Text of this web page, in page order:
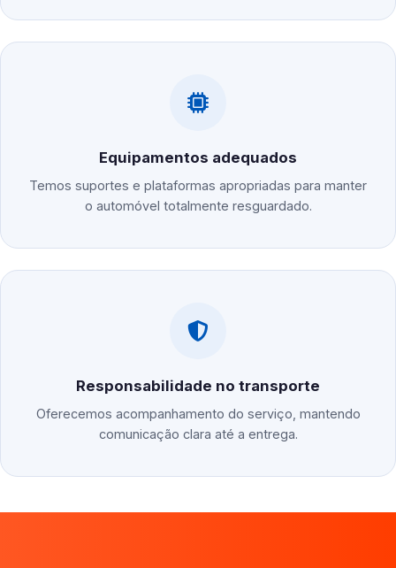
Equipamentos adequados
Temos suportes e plataformas apropriadas para manter
o automóvel totalmente resguardado.
Responsabilidade no transporte
Oferecemos acompanhamento do serviço, mantendo
comunicação clara até a entrega.